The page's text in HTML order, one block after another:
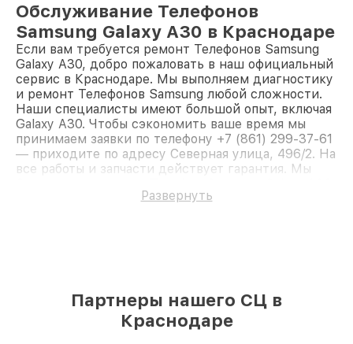
Обслуживание Телефонов
Samsung Galaxy A30 в Краснодаре
Если вам требуется ремонт Телефонов Samsung
Galaxy A30, добро пожаловать в наш официальный
сервис в Краснодаре. Мы выполняем диагностику
и ремонт Телефонов Samsung любой сложности.
Наши специалисты имеют большой опыт, включая
Galaxy A30. Чтобы сэкономить ваше время мы
принимаем заявки по телефону +7 (861) 299-37-61
— приходите по адресу Северная улица, 496/2. На
все работы и запчасти действует гарантия. Мы
Развернуть
Партнеры нашего СЦ в
Краснодаре